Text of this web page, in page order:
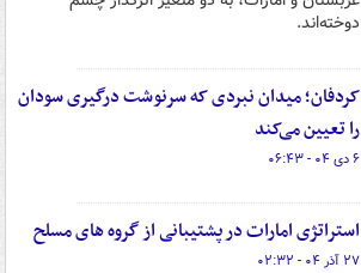
دوخته‌اند.
کردفان؛ میدان نبردی که سرنوشت درگیری سودان
را تعیین می‌کند
۶ دی ۰۴ - ۰۶:۴۳
استراتژی امارات در پشتیبانی از گروه های مسلح
۲۷ آذر ۰۴ - ۰۲:۳۲